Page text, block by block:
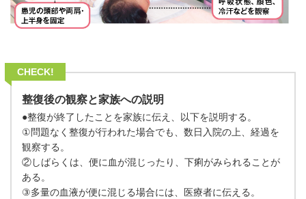
CHECK!
整復後の観察と家族への説明
●整復が終了したことを家族に伝え、以下を説明する。
①問題なく整復が行われた場合でも、数日入院の上、経過を
観察する。
②しばらくは、便に血が混じったり、下痢がみられることが
ある。
③多量の血液が便に混じる場合には、医療者に伝える。